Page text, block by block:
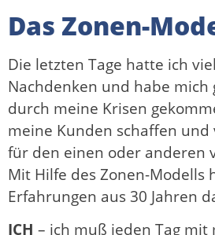
Das Zonen-
Die letzten Tage hatte ich
Nachdenken und habe mich
durch meine Krisen
meine Kunden schaffen
für den einen oder anderen
Mit Hilfe des Zonen-Modells
Erfahrungen aus 30 Jahren
ICH – ich muß jeden Tag